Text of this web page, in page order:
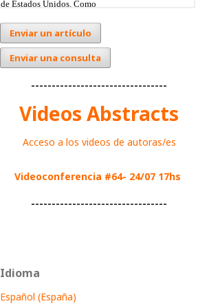
Enviar un artículo
Enviar una consulta
---------------------------------
Videos Abstracts
Acceso a los videos de autoras/es
Videoconferencia #64- 24/07 17hs
---------------------------------
Idioma
Español (España)